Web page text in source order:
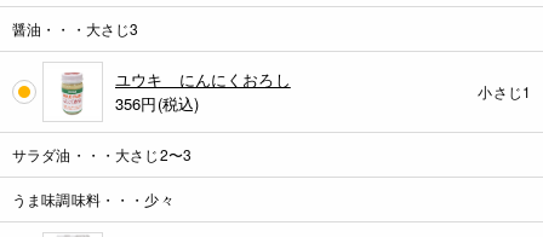
醤油・・・大さじ3
ユウキ にんにくおろし
356円(税込)
小さじ1
サラダ油・・・大さじ2〜3
うま味調味料・・・少々